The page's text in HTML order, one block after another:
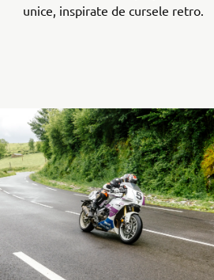
unice, inspirate de cursele retro.